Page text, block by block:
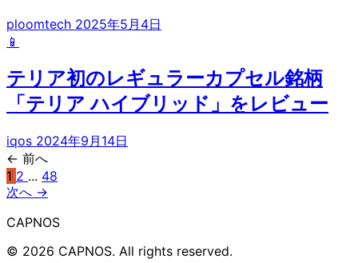
ploomtech 2025年5月4日
📱
テリア初のレギュラーカプセル銘柄
「テリア ハイブリッド」をレビュー
iqos 2024年9月14日
← 前へ
1 2 ... 48
次へ →
CAPNOS
© 2026 CAPNOS. All rights reserved.